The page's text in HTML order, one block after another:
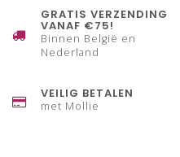
GRATIS VERZENDING
VANAF €75!
Binnen België en
Nederland
VEILIG BETALEN
met Mollie